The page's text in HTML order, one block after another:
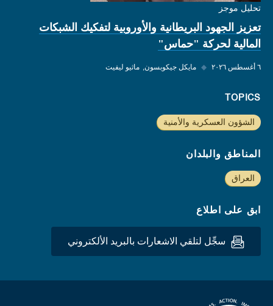
تحليل موجز
تعزيز الجهود البريطانية والأوروبية لتفكيك الشبكات
المالية لحركة "حماس"
٦ أغسطس ٢٠٢٦ ◆ مايكل جيكوبسون ماثيو ليفيت
TOPICS
الشؤون العسكرية والأمنية
المناطق والبلدان
العراق
ابق على اطلاع
سجِّل لتلقي الاشعارات بالبريد الألكتروني